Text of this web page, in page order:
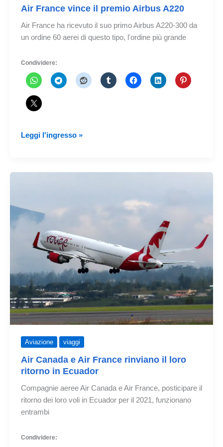
Air France vince il premio Airbus A220
Air France ha ricevuto il suo primo Airbus A220-300 da
un ordine 60 aerei di questo tipo, l'ordine più grande
Condividere:
Air
il
A220
Leggi l'ingresso »
Aviazione viaggi
Air Canada e Air France rinviano il loro
ritorno in Ecuador
Compagnie aeree Air Canada e Air France, posticipare il
ritorno dei loro voli in Ecuador per il 2021, funzionano
entrambi
Condividere: